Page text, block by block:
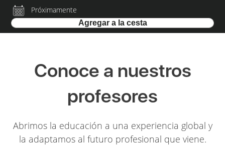
Próximamente
Conoce a nuestros
profesores
Abrimos la educación a una experiencia global y
la adaptamos al futuro profesional que viene.